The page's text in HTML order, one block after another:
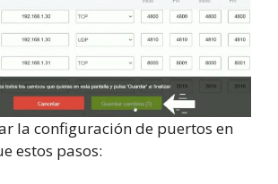
la configuración de puertos en
estos pasos: